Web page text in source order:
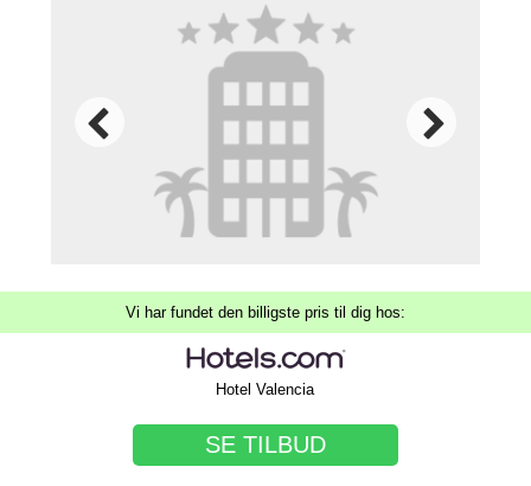
Vi har fundet den billigste pris til dig hos:
Hotel Valencia
SE TILBUD